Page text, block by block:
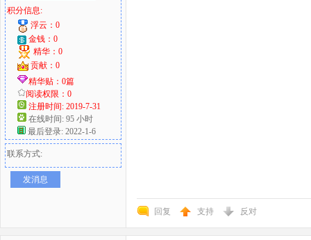
积分信息:
浮云：0
金钱：0
精华：0
贡献：0
精华贴：0篇
阅读权限：0
注册时间: 2019-7-31
在线时间: 95 小时
最后登录: 2022-1-6
联系方式:
发消息
回复 支持 反对